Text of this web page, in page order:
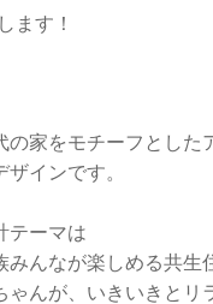
ます！
の家をモチーフとし
インです。
テーマは
みんなが楽しめる共生
ゃんが、いきいきと